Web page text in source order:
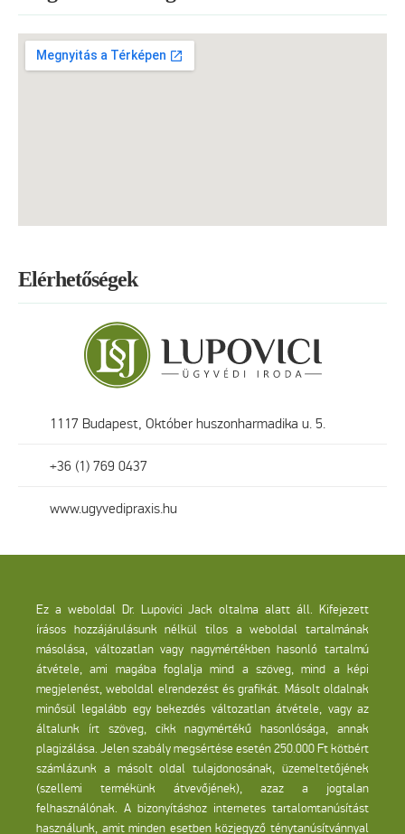
Elérhetőségek
1117 Budapest, Október huszonharmadika u. 5.
+36 (1) 769 0437
www.ugyvedipraxis.hu
Ez a weboldal Dr. Lupovici Jack oltalma alatt áll. Kifejezett
írásos hozzájárulásunk nélkül tilos a weboldal tartalmának
másolása, változatlan vagy nagymértékben hasonló tartalmú
átvétele, ami magába foglalja mind a szöveg, mind a képi
megjelenést, weboldal elrendezést és grafikát. Másolt oldalnak
minősül legalább egy bekezdés változatlan átvétele, vagy az
általunk írt szöveg, cikk nagymértékű hasonlósága, annak
plagizálása. Jelen szabály megsértése esetén 250.000 Ft kötbért
számlázunk a másolt oldal tulajdonosának, üzemeltetőjének
(szellemi termékünk átvevőjének), azaz a jogtalan
felhasználónak. A bizonyításhoz internetes tartalomtanúsítást
használunk, amit minden esetben közjegyző ténytanúsítvánnyal